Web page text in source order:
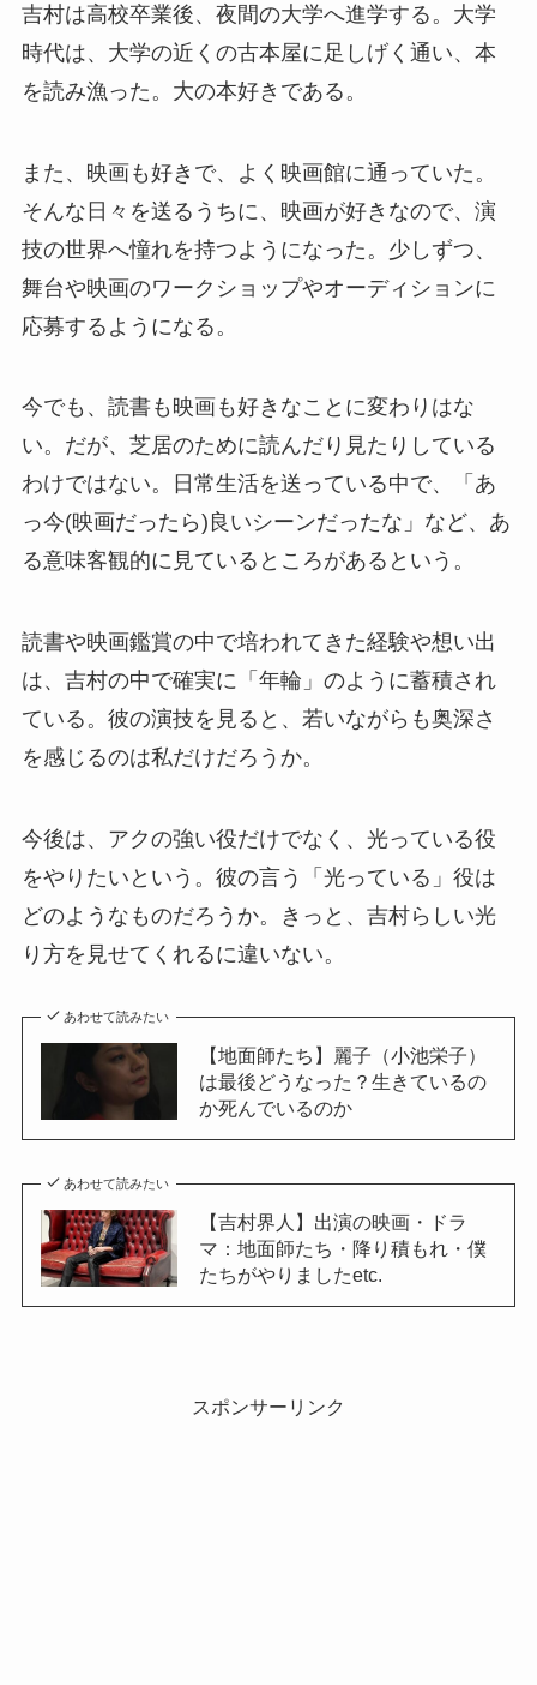
吉村は高校卒業後、夜間の大学へ進学する。大学
時代は、大学の近くの古本屋に足しげく通い、本
を読み漁った。大の本好きである。
また、映画も好きで、よく映画館に通っていた。
そんな日々を送るうちに、映画が好きなので、演
技の世界へ憧れを持つようになった。少しずつ、
舞台や映画のワークショップやオーディションに
応募するようになる。
今でも、読書も映画も好きなことに変わりはな
い。だが、芝居のために読んだり見たりしている
わけではない。日常生活を送っている中で、「あ
っ今(映画だったら)良いシーンだったな」など、あ
る意味客観的に見ているところがあるという。
読書や映画鑑賞の中で培われてきた経験や想い出
は、吉村の中で確実に「年輪」のように蓄積され
ている。彼の演技を見ると、若いながらも奥深さ
を感じるのは私だけだろうか。
今後は、アクの強い役だけでなく、光っている役
をやりたいという。彼の言う「光っている」役は
どのようなものだろうか。きっと、吉村らしい光
り方を見せてくれるに違いない。
あわせて読みたい
【地面師たち】麗子（小池栄子）
は最後どうなった？生きているの
か死んでいるのか
あわせて読みたい
【吉村界人】出演の映画・ドラ
マ：地面師たち・降り積もれ・僕
たちがやりましたetc.
スポンサーリンク